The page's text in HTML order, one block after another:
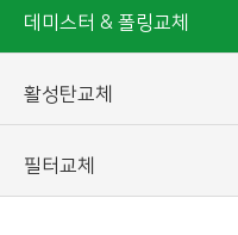
데미스터 & 폴링교체
활성탄교체
필터교체